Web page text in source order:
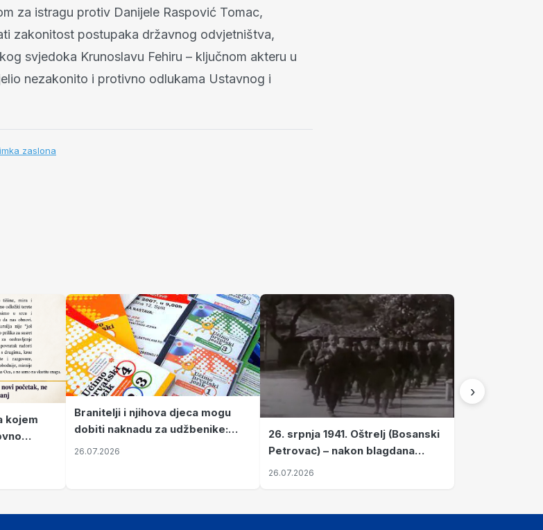
za istragu protiv Danijele Raspović Tomac,
zakonitost postupaka državnog odvjetništva,
svjedoka Krunoslavu Fehiru – ključnom akteru u
nezakonito i protivno odlukama Ustavnog i
zaslona
kojem
Branitelji i njihova djeca mogu
dobiti naknadu za udžbenike:
zahtjevi se podnose do 31.
26.07.2026
26. srpnja 1941. Oštrelj (Bosanski
Petrovac) – nakon blagdana
Svete Ane izvršen napad srpskih
26.07.2026
›